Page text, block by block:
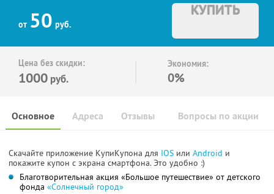
от 50 руб.
КУПИТЬ
Цена без скидки:
1000 руб.
Экономия:
0%
Основное Отзывы Вопросы по акции
Адреса
Скачайте приложение КупиКупона для IOS или Android и
покажите купон с экрана смартфона. Это удобно :)
Благотворительная акция «Большое путешествие» от детского
фонда «Солнечный город»